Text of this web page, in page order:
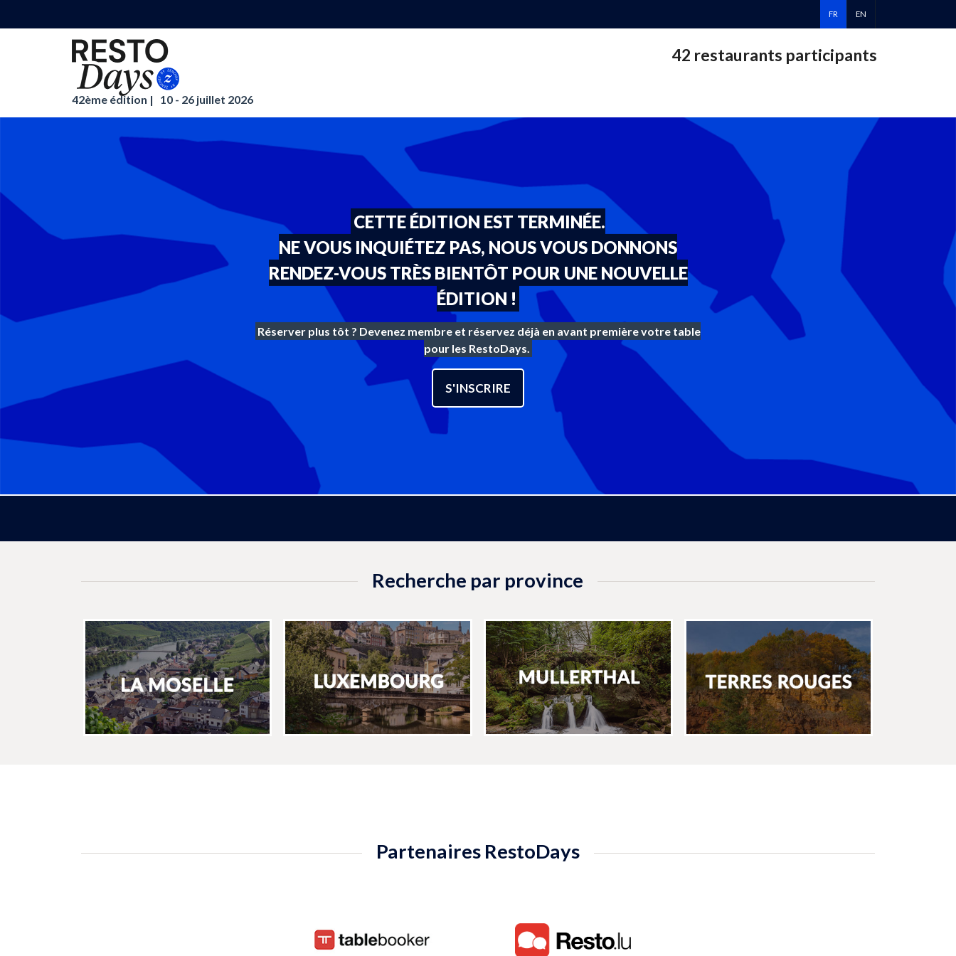
FR EN
42ème édition | 10 - 26 juillet 2026
42 restaurants participants
CETTE ÉDITION EST TERMINÉE.
NE VOUS INQUIÉTEZ PAS, NOUS VOUS DONNONS
RENDEZ-VOUS TRÈS BIENTÔT POUR UNE NOUVELLE
ÉDITION !
Réserver plus tôt ? Devenez membre et réservez déjà en avant première votre table
pour les RestoDays.
S'INSCRIRE
Recherche par province
Partenaires RestoDays